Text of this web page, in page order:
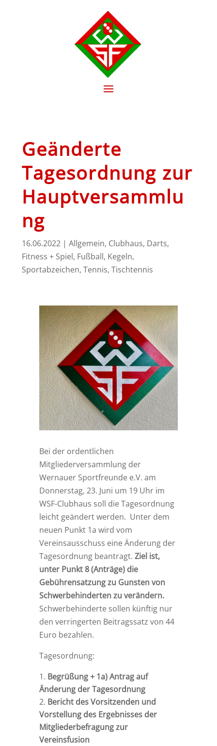
Geänderte
Tagesordnung zur
Hauptversammlu
ng
16.06.2022| Allgemein, Clubhaus, Darts,
Fitness + Spiel, Fußball, Kegeln,
Sportabzeichen, Tennis, Tischtennis
Bei der ordentlichen
Mitgliederversammlung der
Wernauer Sportfreunde e.V. am
Donnerstag, 23. Juni um 19 Uhr im
WSF-Clubhaus soll die Tagesordnung
leicht geändert werden. Unter dem
neuen Punkt 1a wird vom
Vereinsausschuss eine Änderung der
Tagesordnung beantragt. Ziel ist,
unter Punkt 8 (Anträge) die
Gebührensatzung zu Gunsten von
Schwerbehinderten zu verändern.
Schwerbehinderte sollen künftig nur
den verringerten Beitragssatz von 44
Euro bezahlen.
Tagesordnung:
Begrüßung + 1a) Antrag auf
Änderung der Tagesordnung
Bericht des Vorsitzenden und
Vorstellung des Ergebnisses der
Mitgliederbefragung zur
Vereinsfusion